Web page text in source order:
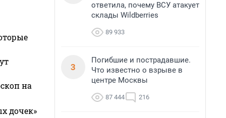
на
дочек»
ответила, почему ВСУ атакует
склады Wildberries
89 933
3
Погибшие и пострадавшие.
Что известно о взрыве в
центре Москвы
87 444 216